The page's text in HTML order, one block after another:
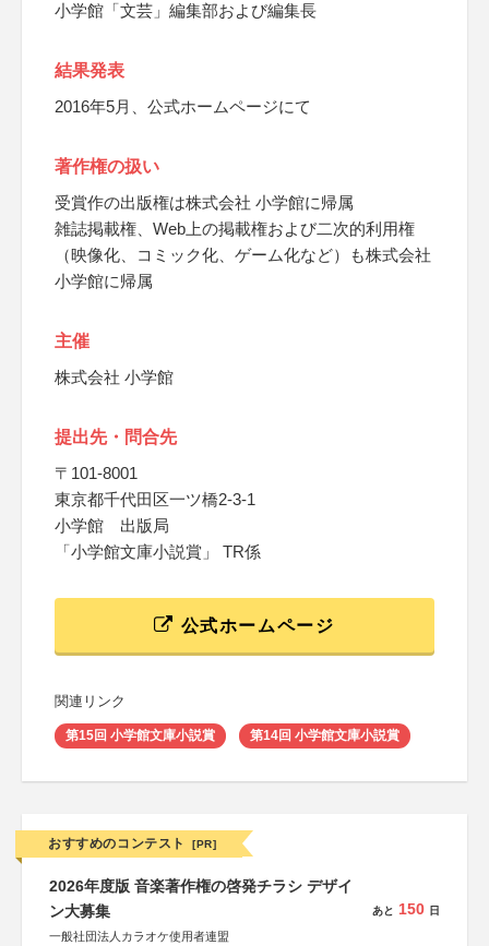
小学館「文芸」編集部および編集長
結果発表
2016年5月、公式ホームページにて
著作権の扱い
受賞作の出版権は株式会社 小学館に帰属
雑誌掲載権、Web上の掲載権および二次的利用権
（映像化、コミック化、ゲーム化など）も株式会社
小学館に帰属
主催
株式会社 小学館
提出先・問合先
〒101-8001
東京都千代田区一ツ橋2-3-1
小学館 出版局
「小学館文庫小説賞」 TR係
公式ホームページ
関連リンク
第15回 小学館文庫小説賞 第14回 小学館文庫小説賞
おすすめのコンテスト [PR]
2026年度版 音楽著作権の啓発チラシ デザイ
ン大募集
一般社団法人カラオケ使用者連盟
あと 150 日